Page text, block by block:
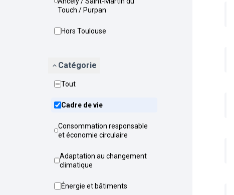
Touch / Purpan
Hors Toulouse
Catégorie
Tout
Cadre de vie
Consommation responsable
et économie circulaire
Adaptation au changement
climatique
Énergie et bâtiments